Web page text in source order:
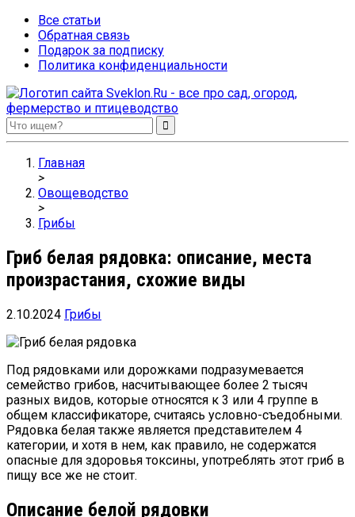
Все статьи
Обратная связь
Подарок за подписку
Политика конфиденциальности
Sveklon.Ru – все про сад, огород, фермерство и птицеводство
Главная
>
Овощеводство
>
Грибы
Гриб белая рядовка: описание, места
произрастания, схожие виды
2.10.2024 Грибы
Под рядовками или дорожками подразумевается
семейство грибов, насчитывающее более 2 тысяч
разных видов, которые относятся к 3 или 4 группе в
общем классификаторе, считаясь условно-съедобными.
Рядовка белая также является представителем 4
категории, и хотя в нем, как правило, не содержатся
опасные для здоровья токсины, употреблять этот гриб в
пищу все же не стоит.
Описание белой рядовки